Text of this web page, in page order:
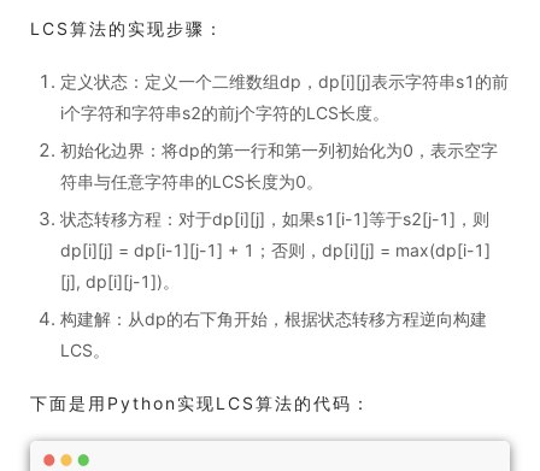
LCS算法的实现步骤：
定义状态：定义一个二维数组dp，dp[i][j]表示字符串s1的前
i个字符和字符串s2的前j个字符的LCS长度。
初始化边界：将dp的第一行和第一列初始化为0，表示空字
符串与任意字符串的LCS长度为0。
状态转移方程：对于dp[i][j]，如果s1[i-1]等于s2[j-1]，则
dp[i][j] = dp[i-1][j-1] + 1；否则，dp[i][j] = max(dp[i-1]
[j], dp[i][j-1])。
构建解：从dp的右下角开始，根据状态转移方程逆向构建
LCS。
下面是用Python实现LCS算法的代码：